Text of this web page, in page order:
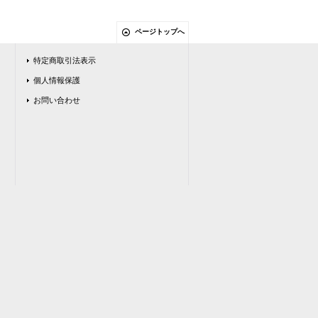
ページトップへ
特定商取引法表示
個人情報保護
お問い合わせ